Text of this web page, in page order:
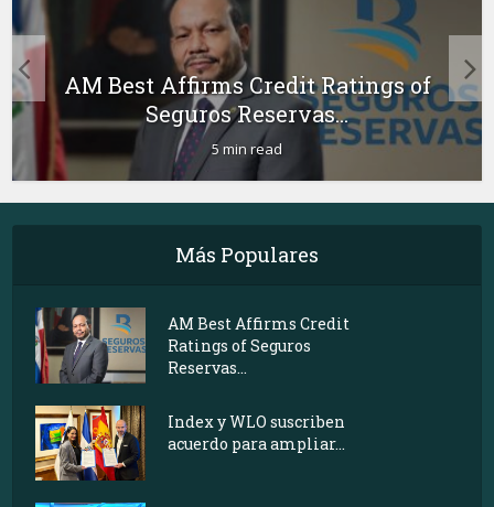
AM Best Affirms Credit Ratings of
Seguros Reservas...
5 min read
Más Populares
AM Best Affirms Credit
Ratings of Seguros
Reservas...
Index y WLO suscriben
acuerdo para ampliar...